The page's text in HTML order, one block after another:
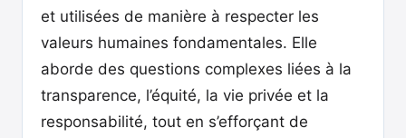
et utilisées de manière à respecter les
valeurs humaines fondamentales. Elle
aborde des questions complexes liées à la
transparence, l’équité, la vie privée et la
responsabilité, tout en s’efforçant de